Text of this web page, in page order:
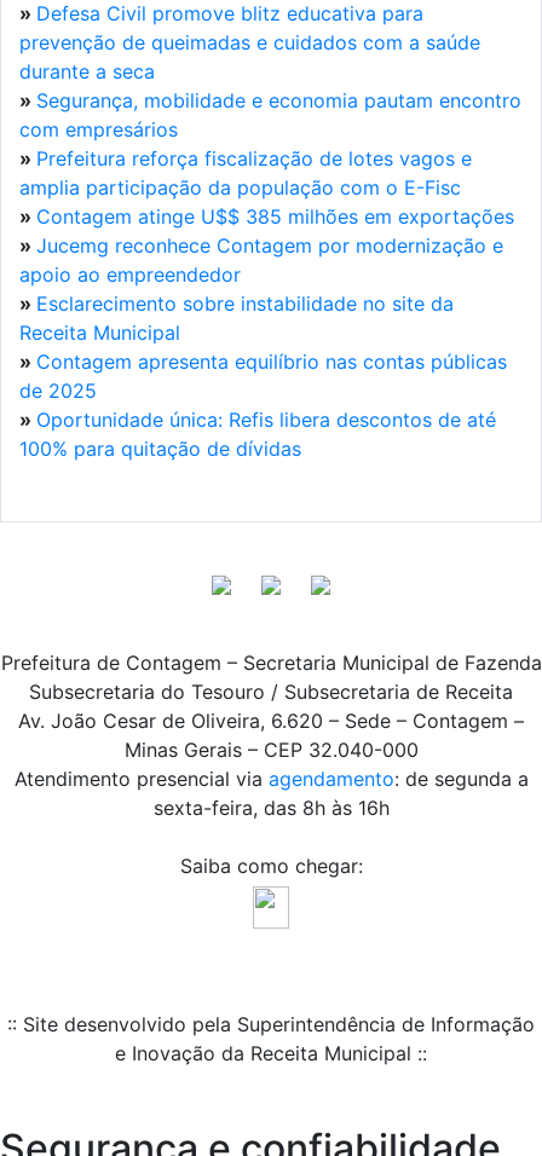
» Defesa Civil promove blitz educativa para
prevenção de queimadas e cuidados com a saúde
durante a seca
» Segurança, mobilidade e economia pautam encontro
com empresários
» Prefeitura reforça fiscalização de lotes vagos e
amplia participação da população com o E-Fisc
» Contagem atinge U$$ 385 milhões em exportações
» Jucemg reconhece Contagem por modernização e
apoio ao empreendedor
» Esclarecimento sobre instabilidade no site da
Receita Municipal
» Contagem apresenta equilíbrio nas contas públicas
de 2025
» Oportunidade única: Refis libera descontos de até
100% para quitação de dívidas
Prefeitura de Contagem – Secretaria Municipal de Fazenda
Subsecretaria do Tesouro / Subsecretaria de Receita
Av. João Cesar de Oliveira, 6.620 – Sede – Contagem –
Minas Gerais – CEP 32.040-000
Atendimento presencial via agendamento: de segunda a
sexta-feira, das 8h às 16h
Saiba como chegar:
:: Site desenvolvido pela Superintendência de Informação
e Inovação da Receita Municipal ::